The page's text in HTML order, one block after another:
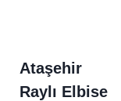
Ataşehir
Raylı Elbise